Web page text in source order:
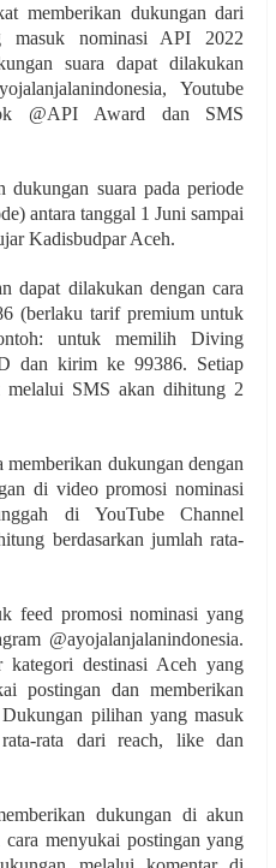
memberikan dukungan dari
masuk nominasi API 2022
suara dapat dilakukan
Youtube
@API Award dan SMS
dukungan suara pada periode
antara tanggal 1 Juni sampai
Kadisbudpar Aceh.
dapat dilakukan dengan cara
(berlaku tarif premium untuk
untuk memilih Diving
dan kirim ke 99386. Setiap
melalui SMS akan dihitung 2
memberikan dukungan dengan
di video promosi nominasi
di YouTube Channel
berdasarkan jumlah rata-
feed promosi nominasi yang
@ayojalanjalanindonesia.
destinasi Aceh yang
postingan dan memberikan
pilihan yang masuk
rata dari reach, like dan
dukungan di akun
menyukai postingan yang